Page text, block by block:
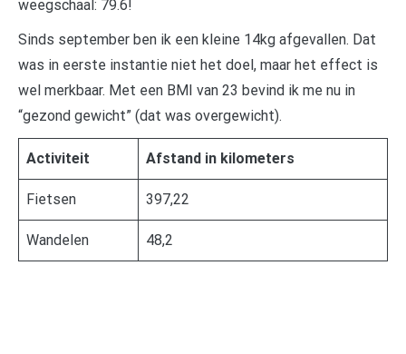
weegschaal: 79.6!
Sinds september ben ik een kleine 14kg afgevallen. Dat
was in eerste instantie niet het doel, maar het effect is
wel merkbaar. Met een BMI van 23 bevind ik me nu in
“gezond gewicht” (dat was overgewicht).
Activiteit Afstand in kilometers
Fietsen 397,22
Wandelen 48,2